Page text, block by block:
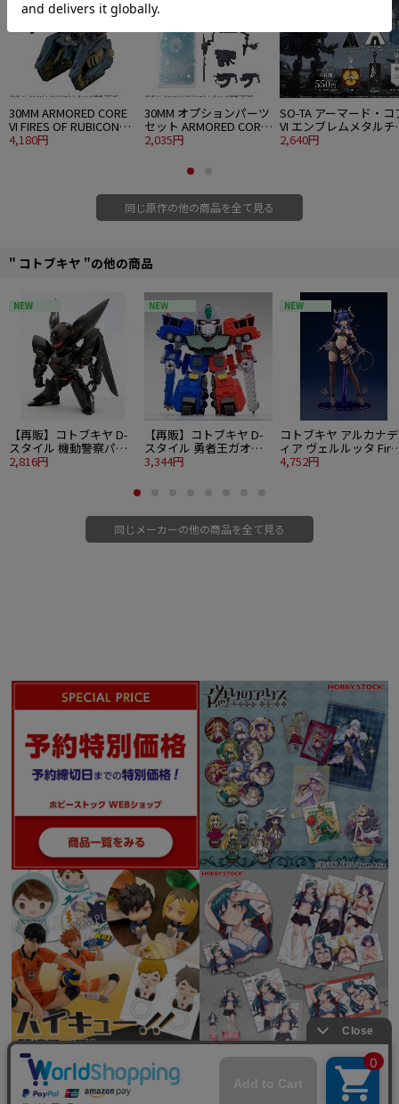
■プラスチックキット
■全長：約160mm
■1/72スケール
©1997-2010 FromSoftware, Inc. All rights reserved.
30MM ARMORED CORE
VI FIRES OF RUBICON
RaD CC-3000 WRECKER
4,180円
30MM オプションパーツ
セット ARMORED CORE
VI FIRES OF RUBICON
2,035円
SO-TA アーマード・コ
VI エンブレムメタルチ
ーム4 6個入り1BOX
2,640円
同じ原作の他の商品を全て見る
" コトブキヤ "の他の商品
NEW
【再販】コトブキヤ D-
スタイル 機動警察パト
レイバー TYPE-J9 グリ
2,816円
NEW
【再販】コトブキヤ D-
スタイル 勇者王ガオガ
イガー 超竜神
3,344円
NEW
コトブキヤ アルカナデ
ィア ヴェルルッタ
Engage Ver.〈ファース
4,752円
同じメーカーの他の商品を全て見る